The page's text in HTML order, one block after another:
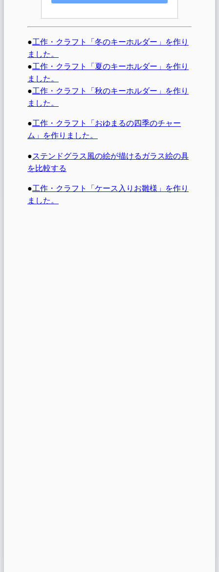
●工作・クラフト「冬のキーホルダー」を作り
ました。
●工作・クラフト「夏のキーホルダー」を作り
ました。
●工作・クラフト「秋のキーホルダー」を作り
ました。
●工作・クラフト「おゆまるの四季のチャー
ム」を作りました。
●ステンドグラス風の絵が描けるガラス絵の具
を比較する
●工作・クラフト「ケース入りお雛様」を作り
ました。